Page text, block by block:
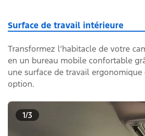
Surface de travail intérieure
Transformez l’habitacle de votre
en un bureau mobile confortable
une surface de travail ergonomique
option.
1/3